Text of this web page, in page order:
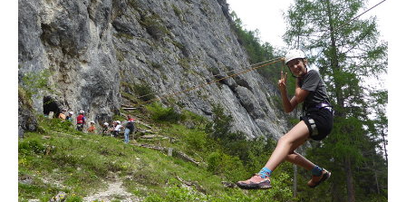
Histoire de l'association